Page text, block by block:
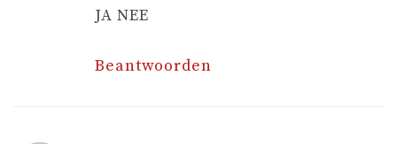
JA NEE
Beantwoorden